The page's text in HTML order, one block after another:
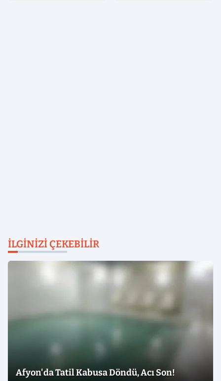
İLGINIZI ÇEKEBILIR
Afyon'da Tatil Kabusa Döndü, Acı Son!